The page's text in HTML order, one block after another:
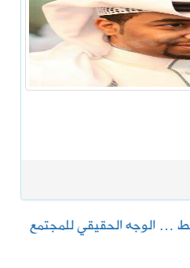
… الوجه الحقيقي للمجتمع